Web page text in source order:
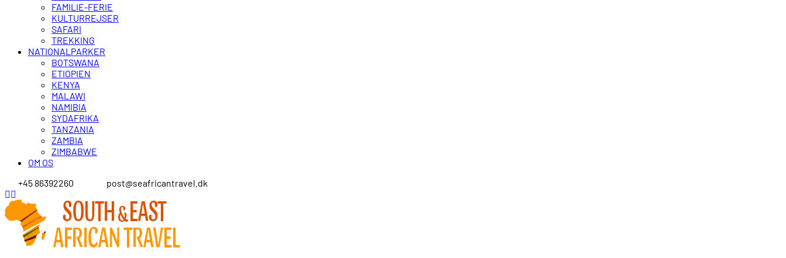
FAMILIE-FERIE
KULTURREJSER
SAFARI
TREKKING
NATIONALPARKER
BOTSWANA
ETIOPIEN
KENYA
MALAWI
NAMIBIA
SYDAFRIKA
TANZANIA
ZAMBIA
ZIMBABWE
OM OS
+45 86392260
post@seafricantravel.dk